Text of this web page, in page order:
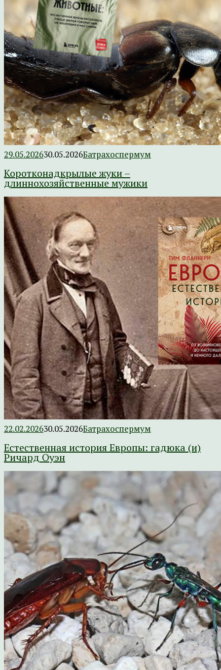
29.05.202630.05.2026Батрахоспермум
Коротконадкрылые жуки –
длиннохозяйственные мужики
22.02.202630.05.2026Батрахоспермум
Естественная история Европы: гадюка (и)
Ричард Оуэн